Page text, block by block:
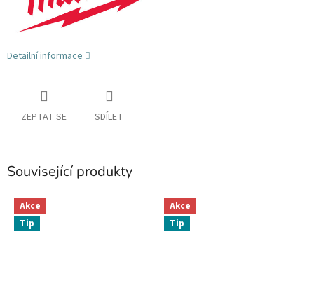
Detailní informace
ZEPTAT SE SDÍLET
Související produkty
Akce
Tip
Akce
Tip